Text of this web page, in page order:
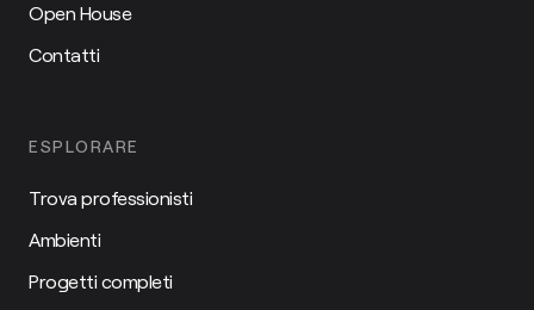
Open House
Contatti
ESPLORARE
Trova professionisti
Ambienti
Progetti completi